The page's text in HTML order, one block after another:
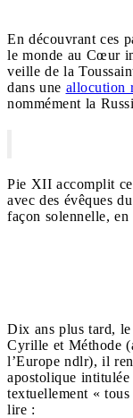
En découvrant ces
le monde au Cœur
veille de la
dans une allocution
nommément la
Pie XII accomplit
avec des évêques
façon solennelle,
Dix ans plus tard,
Cyrille et Méthode
l’Europe ndlr), il
apostolique intitulée
textuellement «
lire :